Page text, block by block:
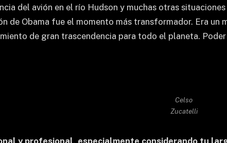
del avión en el río Hudson y muchas otras
de Obama fue el momento más transformador. Era
de gran trascendencia para todo el planeta.
Celso
Zucatelli
y profesional, especialmente considerando tu